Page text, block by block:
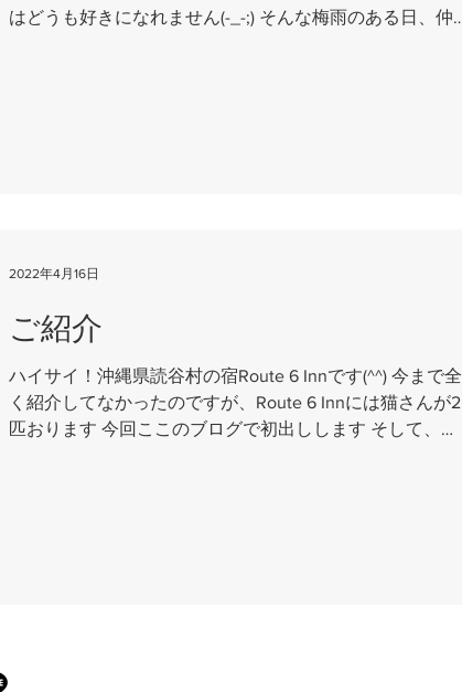
はどうも好きになれません(-_-;) そんな梅雨のある日、仲
ご紹介
ハイサイ！沖縄県読谷村の宿Route 6 Innです(^^) 今まで全
く紹介してなかったのですが、Route 6 Innには猫さんが2
匹おります 今回ここのブログで初出しします そして、今
2022年4月16日